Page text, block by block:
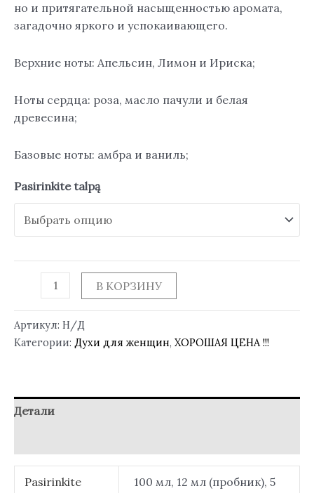
но и притягательной насыщенностью аромата,
загадочно яркого и успокаивающего.
Верхние ноты: Апельсин, Лимон и Ириска;
Ноты сердца: роза, масло пачули и белая
древесина;
Базовые ноты: амбра и ваниль;
Pasirinkite talpą
В КОРЗИНУ
Артикул: Н/Д
Категории: Духи для женщин, ХОРОШАЯ ЦЕНА !!!
Детали
Pasirinkite
100 мл, 12 мл (пробник), 5